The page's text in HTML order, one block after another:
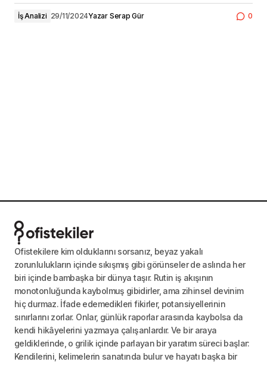
İş Analizi 29/11/2024Yazar Serap Gür 0
Ofistekilere kim olduklarını sorsanız, beyaz yakalı
zorunlulukların içinde sıkışmış gibi görünseler de aslında her
biri içinde bambaşka bir dünya taşır. Rutin iş akışının
monotonluğunda kaybolmuş gibidirler, ama zihinsel devinim
hiç durmaz. İfade edemedikleri fikirler, potansiyellerinin
sınırlarını zorlar. Onlar, günlük raporlar arasında kaybolsa da
kendi hikâyelerini yazmaya çalışanlardır. Ve bir araya
geldiklerinde, o grilik içinde parlayan bir yaratım süreci başlar:
Kendilerini, kelimelerin sanatında bulur ve hayatı başka bir